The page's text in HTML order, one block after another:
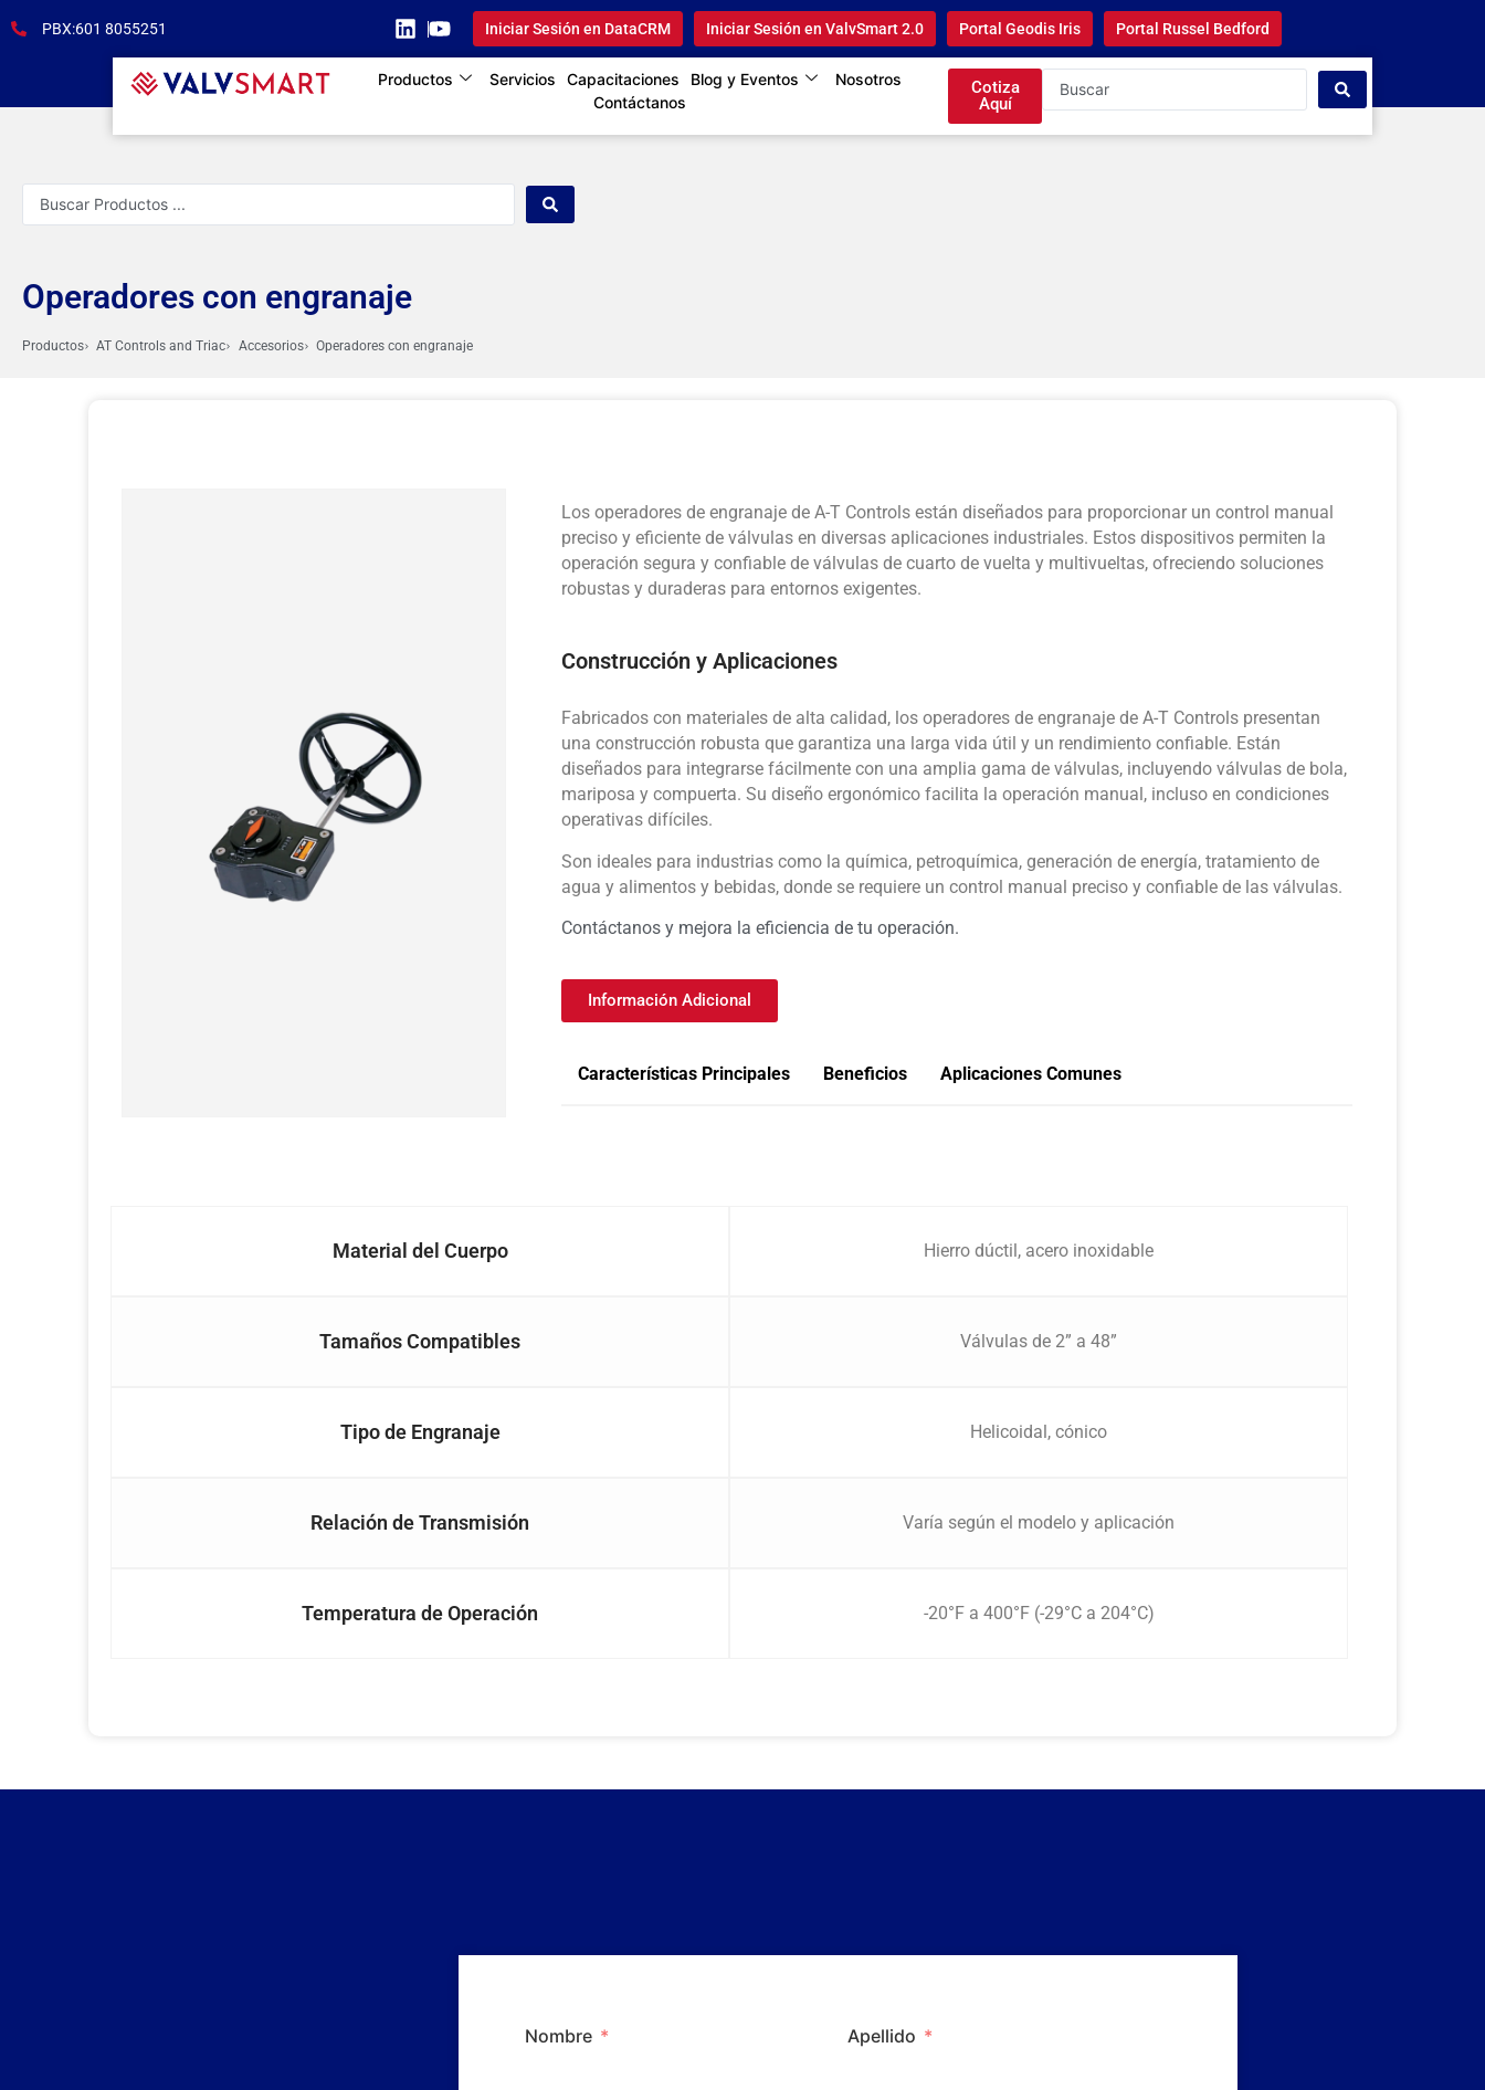
PBX:601 8055251 Iniciar Sesión en DataCRM Iniciar Sesión en ValvSmart 2.0 Portal Geodis Iris Portal Russel Bedford
Productos Servicios Capacitaciones Blog y Eventos
Nosotros
Contáctanos
Cotiza
Aquí
Operadores con engranaje
Productos AT Controls and Triac Accesorios Operadores con engranaje
Los operadores de engranaje de A-T Controls están diseñados para proporcionar un control manual
preciso y eficiente de válvulas en diversas aplicaciones industriales. Estos dispositivos permiten la
operación segura y confiable de válvulas de cuarto de vuelta y multivueltas, ofreciendo soluciones
robustas y duraderas para entornos exigentes.
Construcción y Aplicaciones
Fabricados con materiales de alta calidad, los operadores de engranaje de A-T Controls presentan
una construcción robusta que garantiza una larga vida útil y un rendimiento confiable. Están
diseñados para integrarse fácilmente con una amplia gama de válvulas, incluyendo válvulas de bola,
mariposa y compuerta. Su diseño ergonómico facilita la operación manual, incluso en condiciones
operativas difíciles.
Son ideales para industrias como la química, petroquímica, generación de energía, tratamiento de
agua y alimentos y bebidas, donde se requiere un control manual preciso y confiable de las válvulas.
Contáctanos y mejora la eficiencia de tu operación.
Información Adicional
Características Principales Beneficios Aplicaciones Comunes
Material del Cuerpo Hierro dúctil, acero inoxidable
Tamaños Compatibles Válvulas de 2” a 48”
Tipo de Engranaje Helicoidal, cónico
Relación de Transmisión Varía según el modelo y aplicación
Temperatura de Operación -20°F a 400°F (-29°C a 204°C)
Nombre Apellido